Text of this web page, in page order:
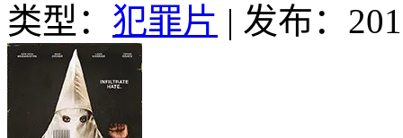
类型： 犯罪片 | 发布：